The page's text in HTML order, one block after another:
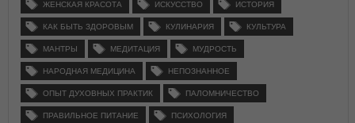
ЖЕНСКАЯ КРАСОТА ИСКУССТВО ИСТОРИЯ
КАК БЫТЬ ЗДОРОВЫМ КУЛИНАРИЯ КУЛЬТУРА
МАНТРЫ МЕДИТАЦИЯ МУДРОСТЬ
НАРОДНАЯ МЕДИЦИНА НЕПОЗНАННОЕ
ОПЫТ ДУХОВНЫХ ПРАКТИК ПАЛОМНИЧЕСТВО
ПРАВИЛЬНОЕ ПИТАНИЕ ПСИХОЛОГИЯ